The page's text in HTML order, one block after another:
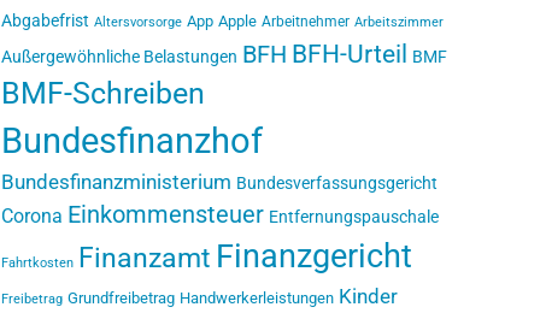
Abgabefrist Altersvorsorge App Apple Arbeitnehmer Arbeitszimmer
Außergewöhnliche Belastungen BFH BFH-Urteil BMF
BMF-Schreiben
Bundesfinanzhof
Bundesfinanzministerium Bundesverfassungsgericht
Corona Einkommensteuer Entfernungspauschale
Fahrtkosten Finanzamt Finanzgericht
Freibetrag Grundfreibetrag Handwerkerleistungen Kinder